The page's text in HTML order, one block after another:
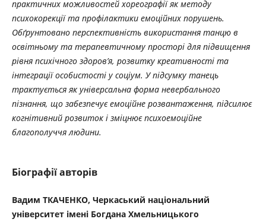
практичних можливостей хореографії як методу
психокорекції та профілактики емоційних порушень.
Обґрунтовано перспективність використання танцю в
освітньому та терапевтичному просторі для підвищення
рівня психічного здоров’я, розвитку креативності та
інтеграції особистості у соціум. У підсумку танець
трактується як універсальна форма невербального
пізнання, що забезпечує емоційне розвантаження, підсилює
когнітивний розвиток і зміцнює психоемоційне
благополуччя людини.
Біографії авторів
Вадим ТКАЧЕНКО, Черкаський національний
університет імені Богдана Хмельницького